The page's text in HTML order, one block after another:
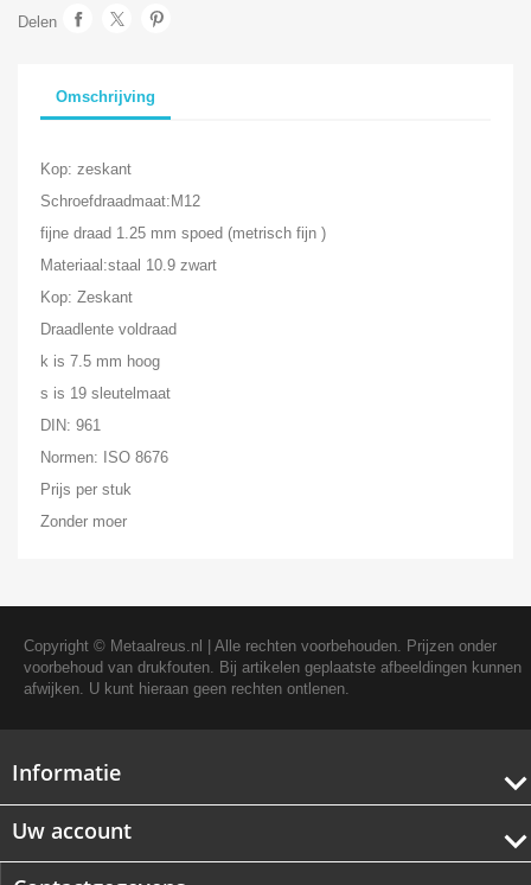
Delen
Omschrijving
Kop: zeskant
Schroefdraadmaat:M12
fijne draad 1.25 mm spoed (metrisch fijn )
Materiaal:staal 10.9 zwart
Kop: Zeskant
Draadlente voldraad
k is 7.5 mm hoog
s is 19 sleutelmaat
DIN: 961
Normen: ISO 8676
Prijs per stuk
Zonder moer
Copyright © Metaalreus.nl
| Alle rechten voorbehouden. Prijzen onder
voorbehoud van drukfouten. Bij artikelen geplaatste afbeeldingen kunnen
afwijken. U kunt hieraan geen rechten ontlenen.
Informatie
Uw account